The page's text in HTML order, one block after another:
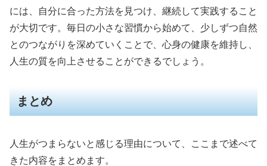
には、自分に合った方法を見つけ、継続して実践すること
が大切です。毎日の小さな習慣から始めて、少しずつ自然
とのつながりを深めていくことで、心身の健康を維持し、
人生の質を向上させることができるでしょう。
まとめ
人生がつまらないと感じる理由について、ここまで述べて
きた内容をまとめます。